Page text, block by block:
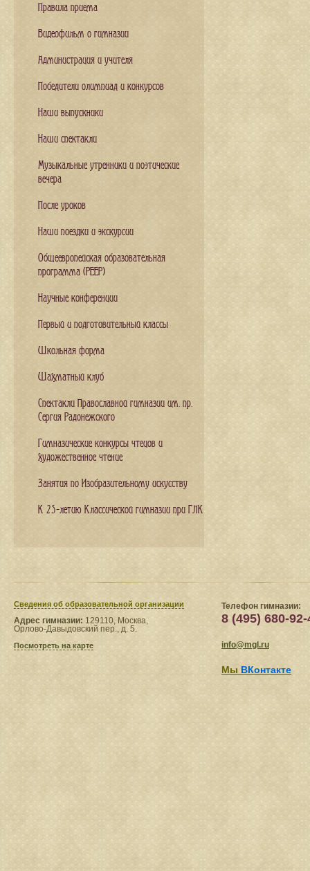
Правила приема
Видеофильм о гимназии
Администрация и учителя
Победители олимпиад и конкурсов
Наши выпускники
Наши спектакли
Музыкальные утренники и поэтические
вечера
После уроков
Наши поездки и экскурсии
Общеевропейская образовательная
программа (PEEP)
Научные конференции
Первый и подготовительный классы
Школьная форма
Шахматный клуб
Спектакли Православной гимназии им. пр.
Сергия Радонежского
Гимназические конкурсы чтецов и
художественное чтение
Занятия по Изобразительному искусству
К 25-летию Классической гимназии при ГЛК
Сведения​ об образовательной организации
Адрес гимназии: 129110, Москва,
Орлово-Давыдовский пер., д. 5.
Посмотреть на карте
Телефон гимназии:
8 (495) 680-92-
info@mgl.ru
Мы ВКонтакте